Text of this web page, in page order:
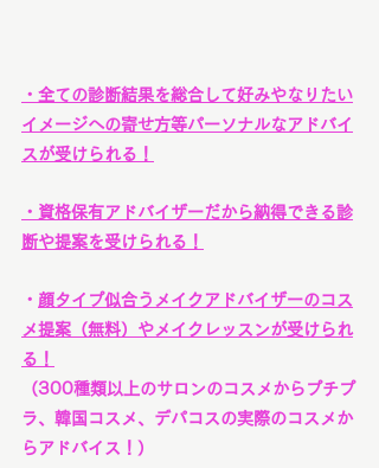
・全ての診断結果を総合して好みやなりたい
イメージへの寄せ方等パーソナルなアドバイ
スが受けられる！
・資格保有アドバイザーだから納得できる診
断や提案を受けられる！
・ 顔タイプ似合うメイクアドバイザーのコス
メ提案（無料）やメイクレッスンが受けられ
る！
（300種類以上のサロンのコスメからプチプ
ラ、韓国コスメ、デパコスの実際のコスメか
らアドバイス！）